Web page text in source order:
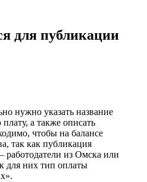
для публикации
нужно указать название
а также описать
чтобы на балансе
так как публикация
из Омска или
для них тип оплаты